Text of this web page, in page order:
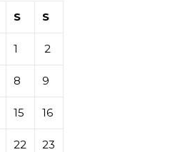
S S
1 2
8 9
15 16
22 23